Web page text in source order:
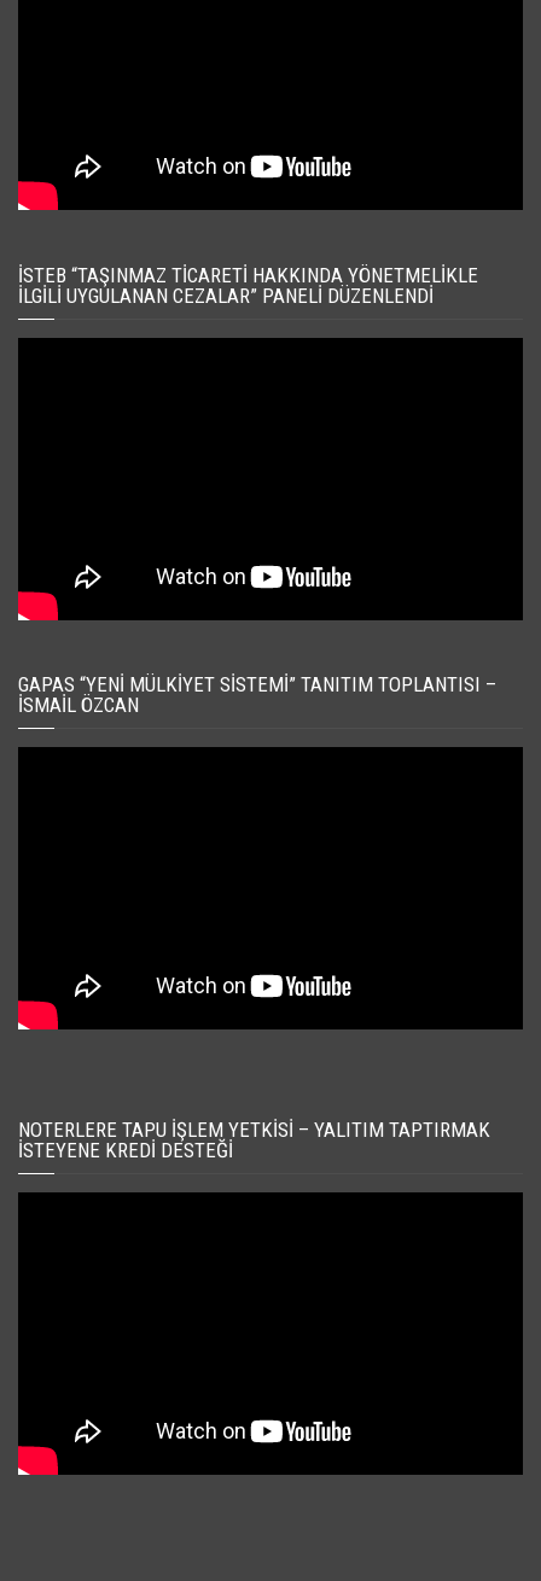
İSTEB “TAŞINMAZ TICARETI HAKKINDA YÖNETMELIKLE
İLGILI UYGULANAN CEZALAR” PANELI DÜZENLENDI
GAPAS “YENI MÜLKIYET SISTEMI” TANITIM TOPLANTISI –
İSMAIL ÖZCAN
NOTERLERE TAPU İŞLEM YETKISI – YALITIM TAPTIRMAK
İSTEYENE KREDI DESTEĞI